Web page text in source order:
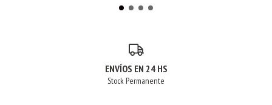
ENVÍOS EN 24 HS
Stock Permanente